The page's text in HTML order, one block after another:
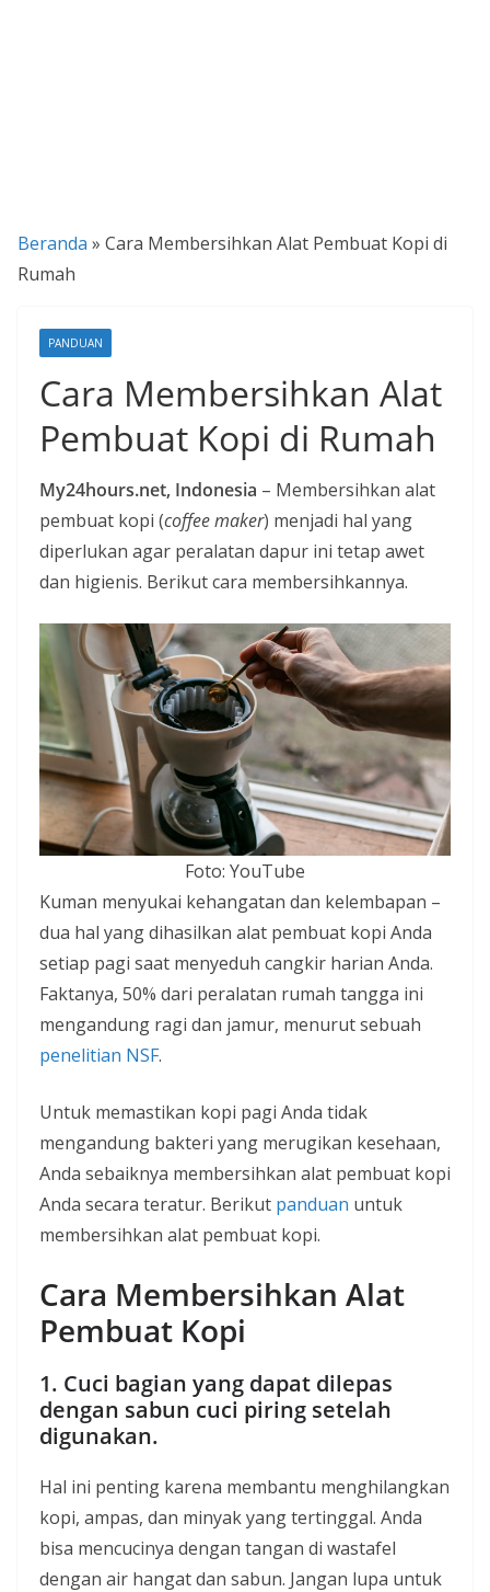
C
e
k
i
n
i
a
n
a
n
p
a
H
o
a
x
Beranda » Cara Membersihkan Alat Pembuat Kopi di
Rumah
PANDUAN
Cara Membersihkan Alat
Pembuat Kopi di Rumah
My24hours.net, Indonesia – Membersihkan alat
pembuat kopi (coffee maker) menjadi hal yang
diperlukan agar peralatan dapur ini tetap awet
dan higienis. Berikut cara membersihkannya.
Foto: YouTube
Kuman menyukai kehangatan dan kelembapan –
dua hal yang dihasilkan alat pembuat kopi Anda
setiap pagi saat menyeduh cangkir harian Anda.
Faktanya, 50% dari peralatan rumah tangga ini
mengandung ragi dan jamur, menurut sebuah
penelitian NSF.
Untuk memastikan kopi pagi Anda tidak
mengandung bakteri yang merugikan kesehaan,
Anda sebaiknya membersihkan alat pembuat kopi
Anda secara teratur. Berikut panduan untuk
membersihkan alat pembuat kopi.
Cara Membersihkan Alat
Pembuat Kopi
1. Cuci bagian yang dapat dilepas
dengan sabun cuci piring setelah
digunakan.
Hal ini penting karena membantu menghilangkan
kopi, ampas, dan minyak yang tertinggal. Anda
bisa mencucinya dengan tangan di wastafel
dengan air hangat dan sabun. Jangan lupa untuk